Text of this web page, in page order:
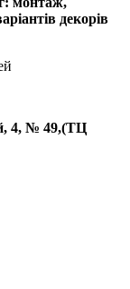
декорів
4, № 49,(ТЦ